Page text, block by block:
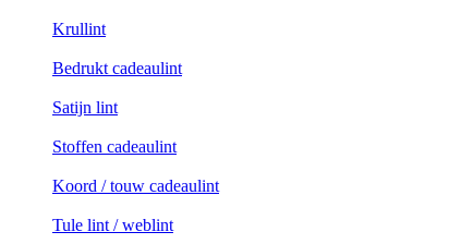
Krullint
Bedrukt cadeaulint
Satijn lint
Stoffen cadeaulint
Koord / touw cadeaulint
Tule lint / weblint